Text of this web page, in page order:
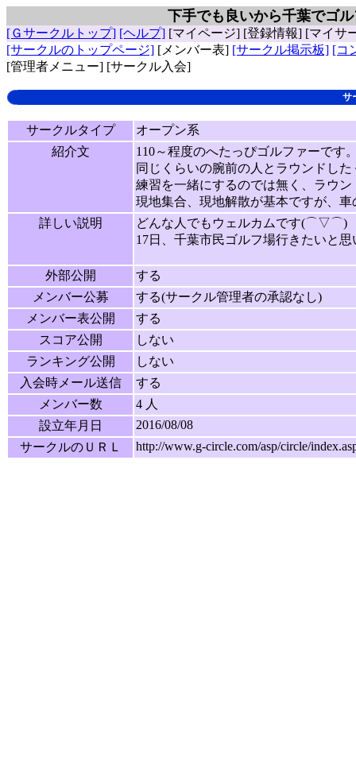
下手でも良いから千葉でゴ
[Ｇサークルトップ] [ヘルプ] [マイページ] [登録情報] [マイサ
[サークルのトップページ] [メンバー表] [サークル掲示板] [コ
[管理者メニュー] [サークル入会]
サ
サークルタイプ
オープン系
紹介文
110～程度のへたっぴゴルファーです
同じくらいの腕前の人とラウンドし
練習を一緒にするのでは無く、ラウ
現地集合、現地解散が基本ですが、
詳しい説明
どんな人でもウェルカムです(⌒▽⌒)
17日、千葉市民ゴルフ場行きたいと思
外部公開
する
メンバー公募
する(サークル管理者の承認なし)
メンバー表公開
する
スコア公開
しない
ランキング公開
しない
入会時メール送信
する
メンバー数
4 人
設立年月日
2016/08/08
サークルのＵＲＬ
http://www.g-circle.com/asp/circle/